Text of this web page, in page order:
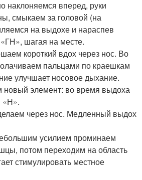
наклоняемся вперед, руки
смыкаем за головой (на
на выдохе и нараспев
шагая на месте.
короткий вдох через нос. Во
пальцами по краешкам
улучшает носовое дыхание.
новый элемент: во время выдоха
«Н».
через нос. Медленный выдох
усилием проминаем
потом переходим на область
стимулировать местное